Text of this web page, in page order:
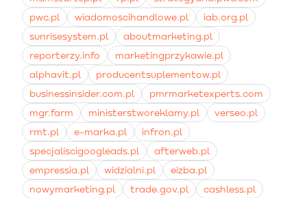
uruchomienie mocnego remarketingu.
pwc.pl
wiadomoscihandlowe.pl
iab.org.pl
sunrisesystem.pl
aboutmarketing.pl
reporterzy.info
marketingprzykawie.pl
alphavit.pl
producentsuplementow.pl
businessinsider.com.pl
pmrmarketexperts.com
mgr.farm
ministerstworeklamy.pl
verseo.pl
rmt.pl
e-marka.pl
infron.pl
specjaliscigoogleads.pl
afterweb.pl
empressia.pl
widzialni.pl
eizba.pl
nowymarketing.pl
trade.gov.pl
cashless.pl